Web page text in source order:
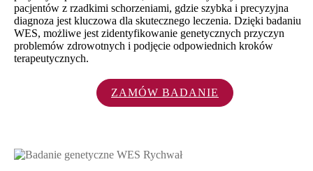
pacjentów z rzadkimi schorzeniami, gdzie szybka i precyzyjna
diagnoza jest kluczowa dla skutecznego leczenia. Dzięki badaniu
WES, możliwe jest zidentyfikowanie genetycznych przyczyn
problemów zdrowotnych i podjęcie odpowiednich kroków
terapeutycznych.
ZAMÓW BADANIE